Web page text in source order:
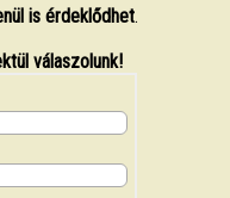
is érdeklődhet.
válaszolunk!